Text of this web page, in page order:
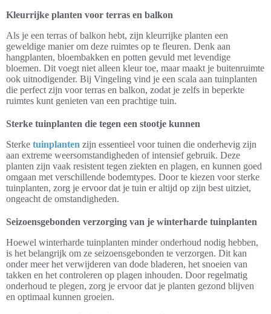
Kleurrijke planten voor terras en balkon
Als je een terras of balkon hebt, zijn kleurrijke planten een
geweldige manier om deze ruimtes op te fleuren. Denk aan
hangplanten, bloembakken en potten gevuld met levendige
bloemen. Dit voegt niet alleen kleur toe, maar maakt je buitenruimte
ook uitnodigender. Bij Vingeling vind je een scala aan tuinplanten
die perfect zijn voor terras en balkon, zodat je zelfs in beperkte
ruimtes kunt genieten van een prachtige tuin.
Sterke tuinplanten die tegen een stootje kunnen
Sterke tuinplanten zijn essentieel voor tuinen die onderhevig zijn
aan extreme weersomstandigheden of intensief gebruik. Deze
planten zijn vaak resistent tegen ziekten en plagen, en kunnen goed
omgaan met verschillende bodemtypes. Door te kiezen voor sterke
tuinplanten, zorg je ervoor dat je tuin er altijd op zijn best uitziet,
ongeacht de omstandigheden.
Seizoensgebonden verzorging van je winterharde tuinplanten
Hoewel winterharde tuinplanten minder onderhoud nodig hebben,
is het belangrijk om ze seizoensgebonden te verzorgen. Dit kan
onder meer het verwijderen van dode bladeren, het snoeien van
takken en het controleren op plagen inhouden. Door regelmatig
onderhoud te plegen, zorg je ervoor dat je planten gezond blijven
en optimaal kunnen groeien.